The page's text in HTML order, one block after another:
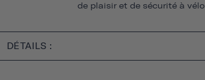
de plaisir et de sécurité à vélo.
DÉTAILS :